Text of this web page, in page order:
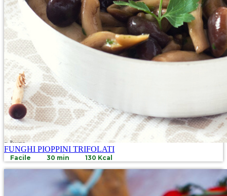
FUNGHI PIOPPINI TRIFOLATI
Facile 30 min 130 Kcal